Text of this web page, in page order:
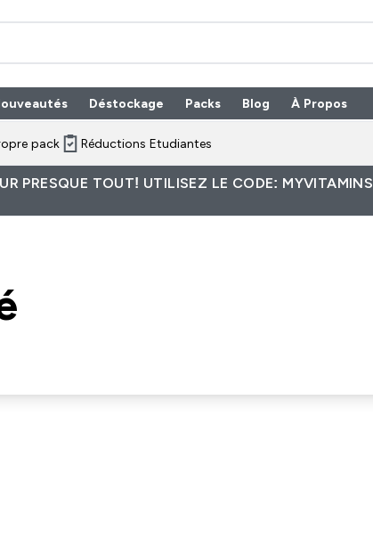
Déstockage Packs Enter Packs submenu
Blog À Propos
pack Réductions Etudiantes
PRESQUE TOUT! UTILISEZ LE CODE: MYVITAMINS